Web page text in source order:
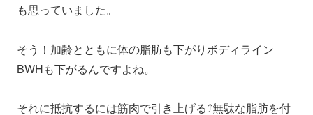
も思っていました。
そう！加齢とともに体の脂肪も下がりボディライン
BWHも下がるんですよね。
それに抵抗するには筋肉で引き上げる⤴無駄な脂肪を付